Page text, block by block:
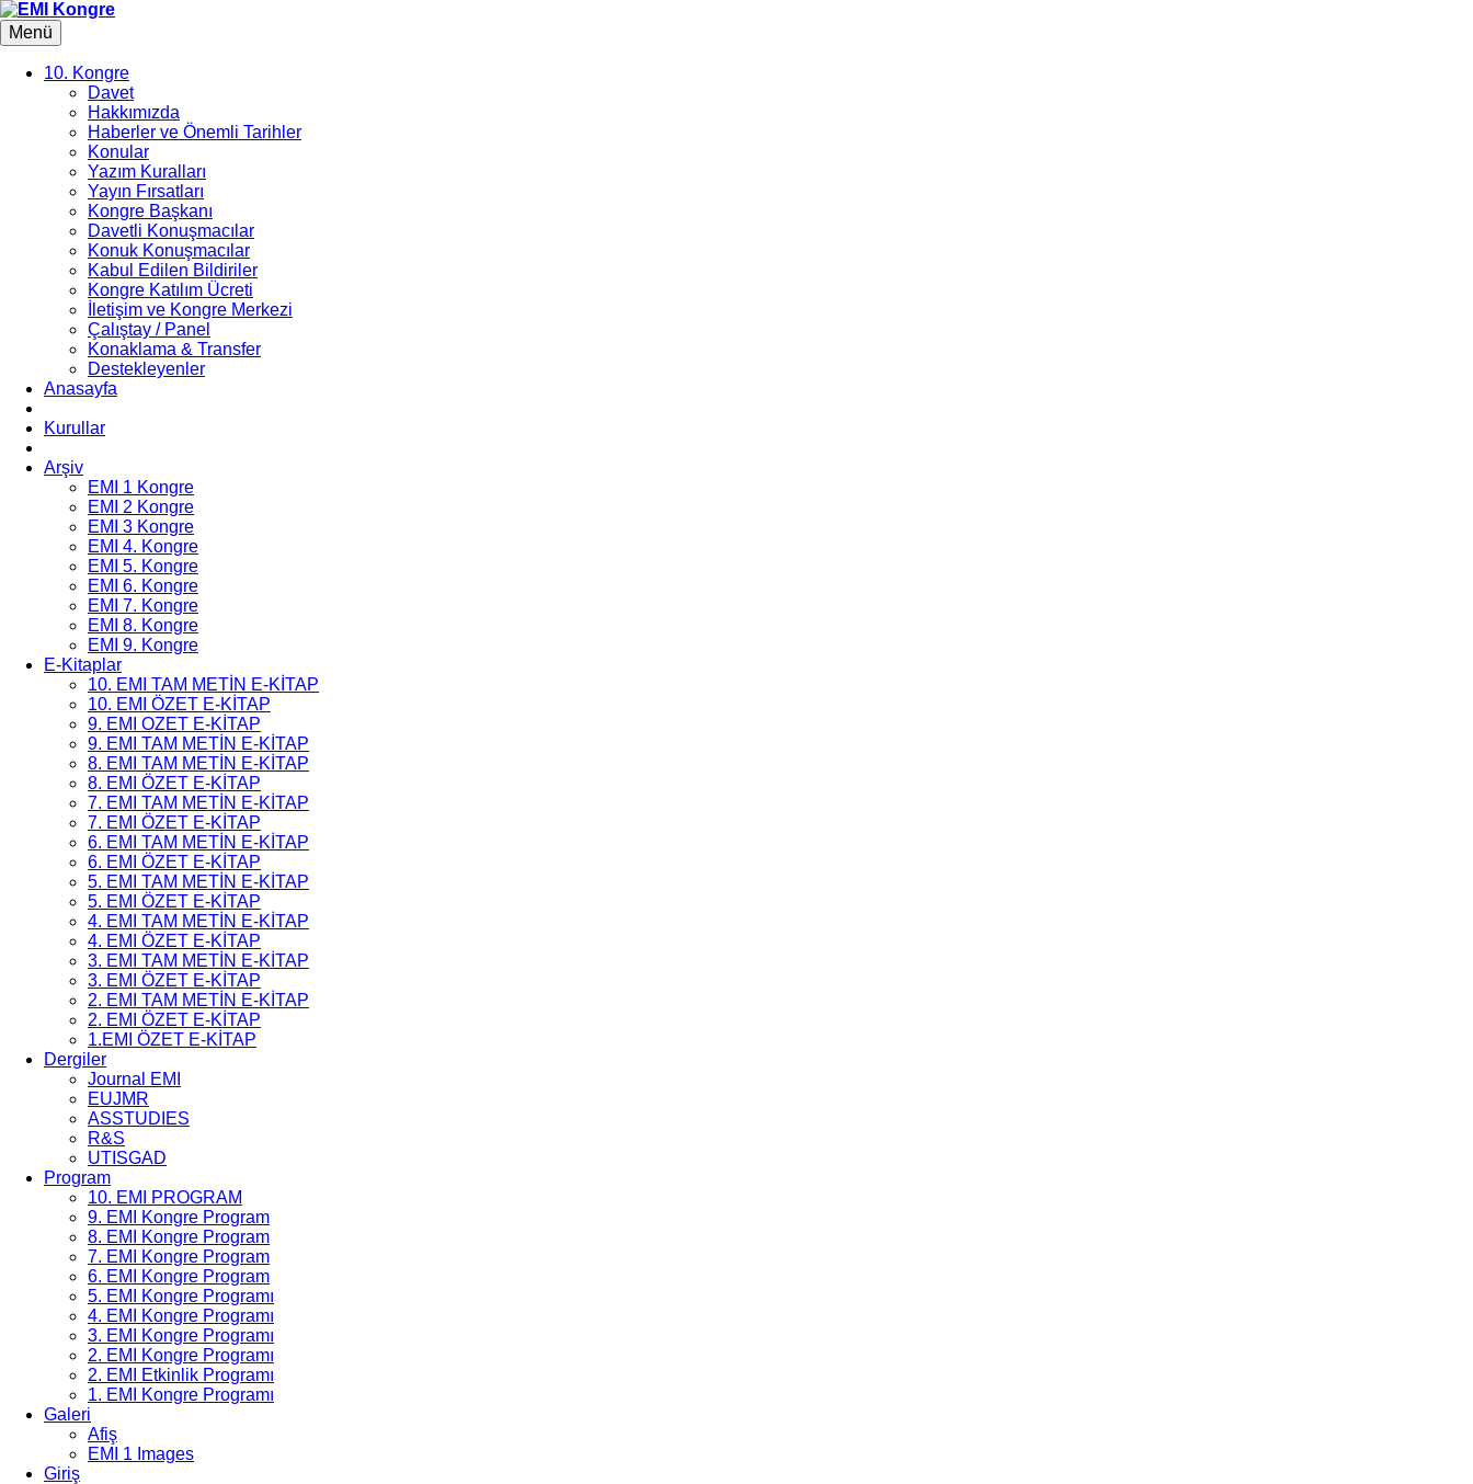
Menü
10. Kongre
Davet
Hakkımızda
Haberler ve Önemli Tarihler
Konular
Yazım Kuralları
Yayın Fırsatları
Kongre Başkanı
Davetli Konuşmacılar
Konuk Konuşmacılar
Kabul Edilen Bildiriler
Kongre Katılım Ücreti
İletişim ve Kongre Merkezi
Çalıştay / Panel
Konaklama & Transfer
Destekleyenler
Anasayfa
Kurullar
Arşiv
EMI 1 Kongre
EMI 2 Kongre
EMI 3 Kongre
EMI 4. Kongre
EMI 5. Kongre
EMI 6. Kongre
EMI 7. Kongre
EMI 8. Kongre
EMI 9. Kongre
E-Kitaplar
10. EMI TAM METİN E-KİTAP
10. EMI ÖZET E-KİTAP
9. EMI OZET E-KİTAP
9. EMI TAM METİN E-KİTAP
8. EMI TAM METİN E-KİTAP
8. EMI ÖZET E-KİTAP
7. EMI TAM METİN E-KİTAP
7. EMI ÖZET E-KİTAP
6. EMI TAM METİN E-KİTAP
6. EMI ÖZET E-KİTAP
5. EMI TAM METİN E-KİTAP
5. EMI ÖZET E-KİTAP
4. EMI TAM METİN E-KİTAP
4. EMI ÖZET E-KİTAP
3. EMI TAM METİN E-KİTAP
3. EMI ÖZET E-KİTAP
2. EMI TAM METİN E-KİTAP
2. EMI ÖZET E-KİTAP
1.EMI ÖZET E-KİTAP
Dergiler
Journal EMI
EUJMR
ASSTUDIES
R&S
UTISGAD
Program
10. EMI PROGRAM
9. EMI Kongre Program
8. EMI Kongre Program
7. EMI Kongre Program
6. EMI Kongre Program
5. EMI Kongre Programı
4. EMI Kongre Programı
3. EMI Kongre Programı
2. EMI Kongre Programı
2. EMI Etkinlik Programı
1. EMI Kongre Programı
Galeri
Afiş
EMI 1 Images
Giriş